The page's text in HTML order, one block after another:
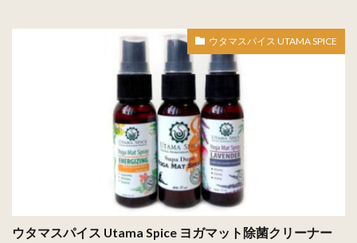
ウタマスパイス UTAMA SPICE
ウタマスパイス Utama Spice ヨガマット除菌クリーナー